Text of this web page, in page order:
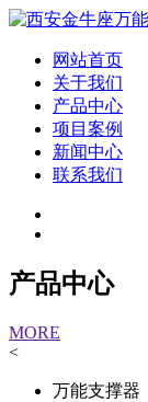
网站首页
关于我们
产品中心
项目案例
新闻中心
联系我们
产品中心
MORE
<
万能支撑器